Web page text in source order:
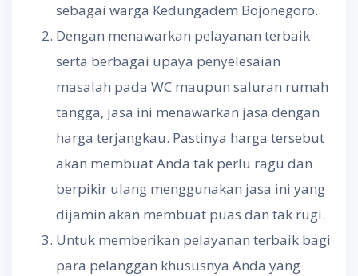
sebagai warga Kedungadem Bojonegoro.
Dengan menawarkan pelayanan terbaik
serta berbagai upaya penyelesaian
masalah pada WC maupun saluran rumah
tangga, jasa ini menawarkan jasa dengan
harga terjangkau. Pastinya harga tersebut
akan membuat Anda tak perlu ragu dan
berpikir ulang menggunakan jasa ini yang
dijamin akan membuat puas dan tak rugi.
Untuk memberikan pelayanan terbaik bagi
para pelanggan khususnya Anda yang